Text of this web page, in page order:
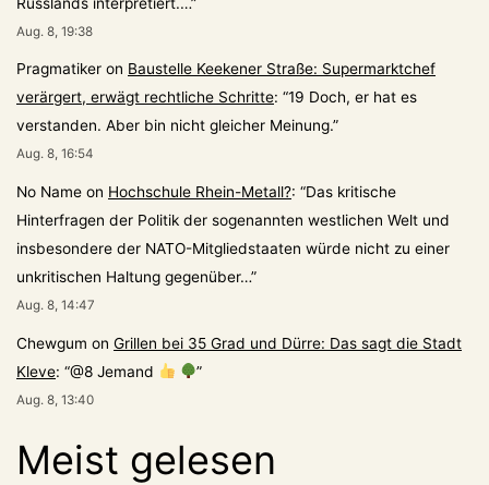
Aug. 8, 19:38
Pragmatiker on Baustelle Keekener Straße: Supermarktchef
verärgert, erwägt rechtliche Schritte: “19 Doch, er hat es
verstanden. Aber bin nicht gleicher Meinung.”
Aug. 8, 16:54
No Name on Hochschule Rhein-Metall?: “Das kritische
Hinterfragen der Politik der sogenannten westlichen Welt und
insbesondere der NATO-Mitgliedstaaten würde nicht zu einer
unkritischen Haltung gegenüber…”
Aug. 8, 14:47
Chewgum on Grillen bei 35 Grad und Dürre: Das sagt die Stadt
Kleve: “@8 Jemand ”
Aug. 8, 13:40
Meist gelesen